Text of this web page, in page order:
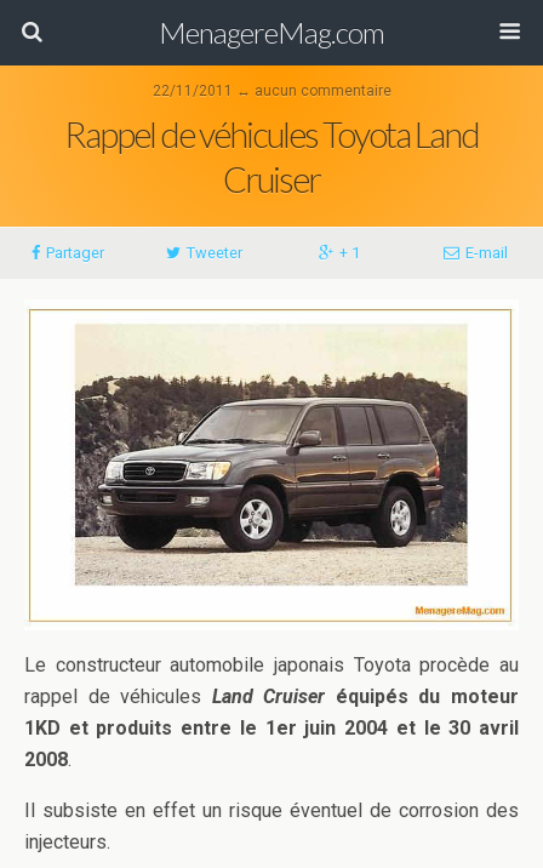
MenagereMag.com
22/11/2011 ↔ aucun commentaire
Rappel de véhicules Toyota Land
Cruiser
Partager Tweeter + 1 E-mail
Le constructeur automobile japonais Toyota procède au
rappel de véhicules Land Cruiser équipés du moteur
1KD et produits entre le 1er juin 2004 et le 30 avril
2008.
Il subsiste en effet un risque éventuel de corrosion des
injecteurs.